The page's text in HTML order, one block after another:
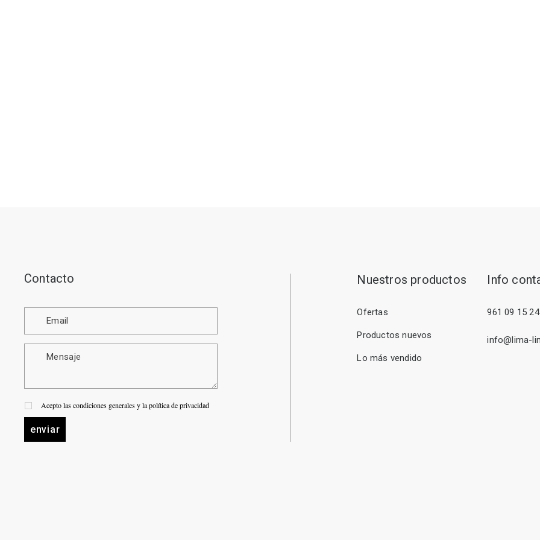
Contacto
Acepto las condiciones generales y la política de privacidad
enviar
Nuestros productos
Ofertas
Productos nuevos
Lo más vendido
Info
961 09 15 24
info@lima-